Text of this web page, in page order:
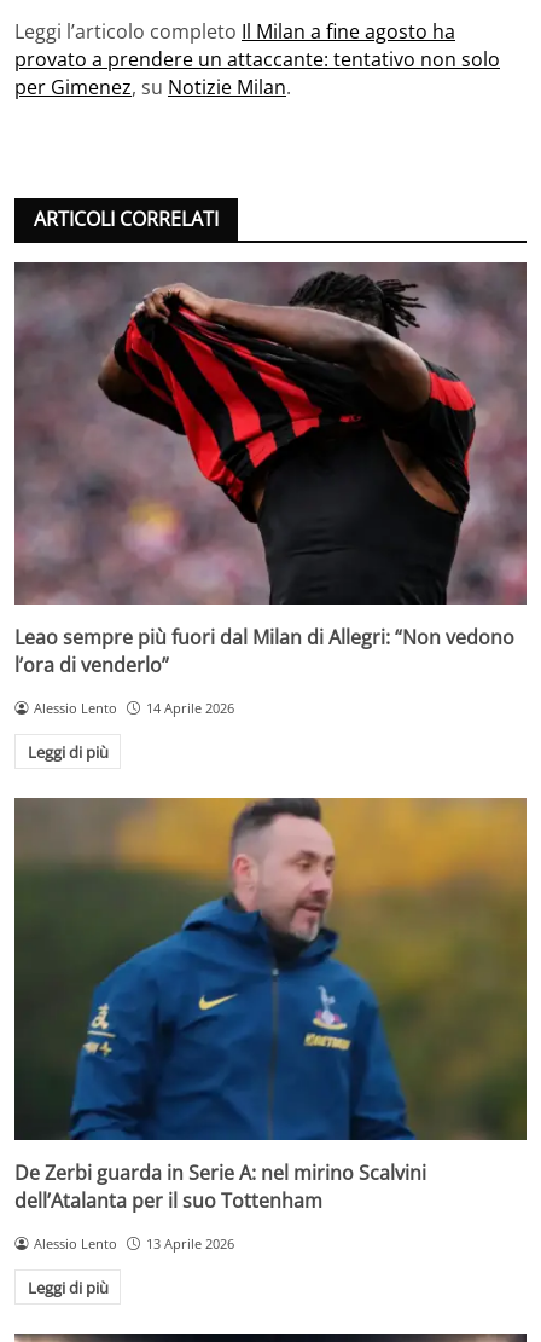
Leggi l’articolo completo Il Milan a fine agosto ha
provato a prendere un attaccante: tentativo non solo
per Gimenez, su Notizie Milan.
ARTICOLI CORRELATI
Leao sempre più fuori dal Milan di Allegri: “Non vedono
l’ora di venderlo”
Alessio Lento 14 Aprile 2026
Leggi di più
De Zerbi guarda in Serie A: nel mirino Scalvini
dell’Atalanta per il suo Tottenham
Alessio Lento 13 Aprile 2026
Leggi di più